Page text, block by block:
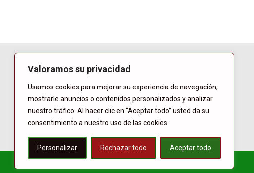
Valoramos su privacidad
Usamos cookies para mejorar su experiencia de navegación,
mostrarle anuncios o contenidos personalizados y analizar
nuestro tráfico. Al hacer clic en “Aceptar todo” usted da su
consentimiento a nuestro uso de las cookies.
Personalizar Rechazar todo Aceptar todo